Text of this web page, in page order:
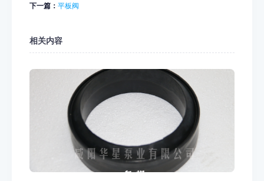
下一篇： 平板阀
相关内容